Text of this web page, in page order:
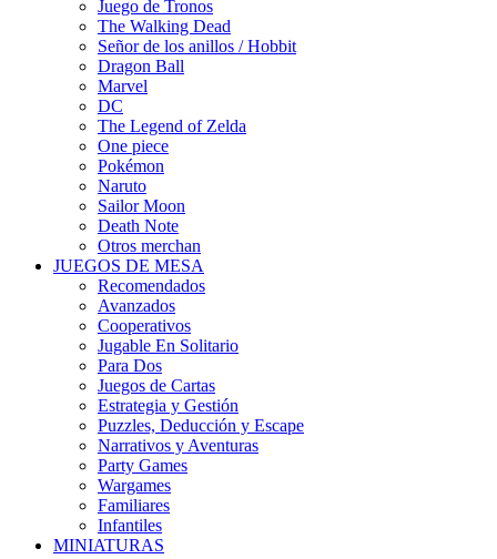
Juego de Tronos
The Walking Dead
Señor de los anillos / Hobbit
Dragon Ball
Marvel
DC
The Legend of Zelda
One piece
Pokémon
Naruto
Sailor Moon
Death Note
Otros merchan
JUEGOS DE MESA
Recomendados
Avanzados
Cooperativos
Jugable En Solitario
Para Dos
Juegos de Cartas
Estrategia y Gestión
Puzzles, Deducción y Escape
Narrativos y Aventuras
Party Games
Wargames
Familiares
Infantiles
MINIATURAS